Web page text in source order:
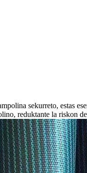
sekurreto, estas
reduktante la riskon